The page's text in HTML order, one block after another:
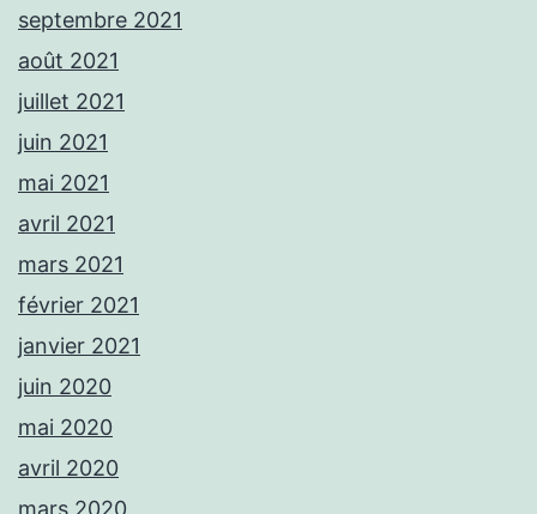
septembre 2021
août 2021
juillet 2021
juin 2021
mai 2021
avril 2021
mars 2021
février 2021
janvier 2021
juin 2020
mai 2020
avril 2020
mars 2020